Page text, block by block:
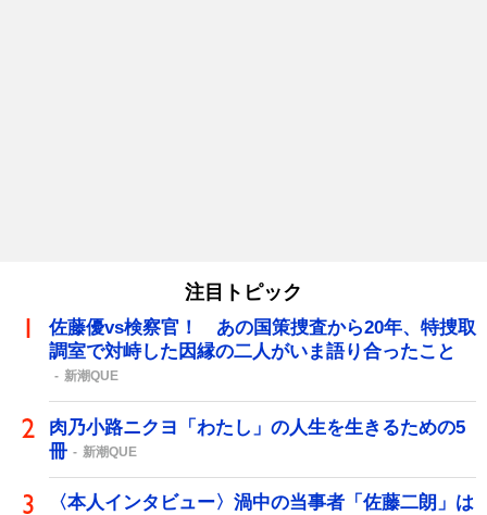
注目トピック
佐藤優vs検察官！ あの国策捜査から20年、特捜取
調室で対峙した因縁の二人がいま語り合ったこと
新潮QUE
肉乃小路ニクヨ「わたし」の人生を生きるための5
冊
新潮QUE
〈本人インタビュー〉渦中の当事者「佐藤二朗」は